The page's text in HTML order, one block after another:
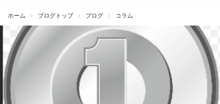
ホーム ブログトップ ブログ コラム